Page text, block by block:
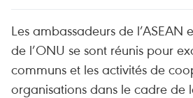
Les ambassadeurs de l’ASEAN
de l’ONU se sont réunis pour
communs et les activités de
organisations dans le cadre de